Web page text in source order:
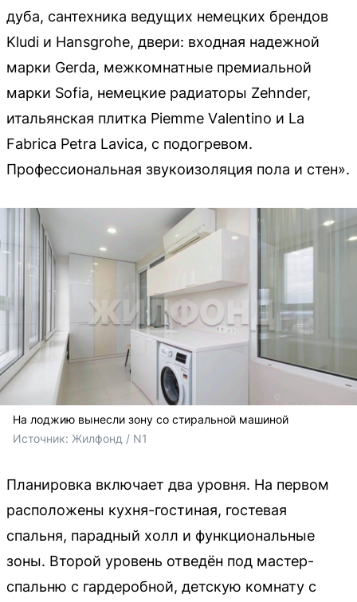
дуба, сантехника ведущих немецких брендов
Kludi и Hansgrohe, двери: входная надежной
марки Gerda, межкомнатные премиальной
марки Sofia, немецкие радиаторы Zehnder,
итальянская плитка Рiеmmе Vаlеntinо и Lа
Fаbriса Реtrа Lаviса, с подогревом.
Профессиональная звукоизоляция пола и стен».
На лоджию вынесли зону со стиральной машиной
Источник: Жилфонд / N1
Планировка включает два уровня. На первом
расположены кухня-гостиная, гостевая
спальня, парадный холл и функциональные
зоны. Второй уровень отведён под мастер-
спальню с гардеробной, детскую комнату с